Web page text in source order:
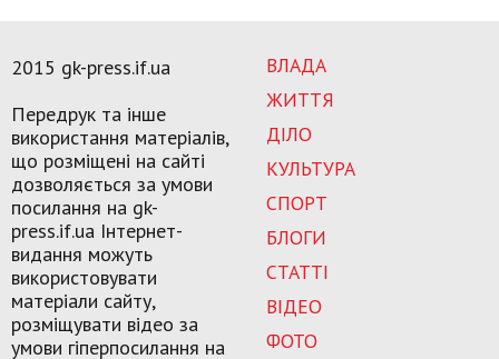
ВЛАДА
ЖИТТЯ
ДІЛО
КУЛЬТУРА
СПОРТ
БЛОГИ
СТАТТІ
ВІДЕО
ФОТО
2015 gk-press.if.ua
Передрук та інше
використання матеріалів,
що розміщені на сайті
дозволяється за умови
посилання на gk-
press.if.ua Інтернет-
видання можуть
використовувати
матеріали сайту,
розміщувати відео за
умови гіперпосилання на